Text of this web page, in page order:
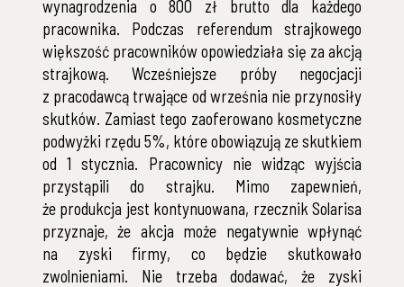
wynagrodzenia o 800 zł brutto dla każdego
pracownika. Podczas referendum strajkowego
większość pracowników opowiedziała się za akcją
strajkową. Wcześniejsze próby negocjacji
z pracodawcą trwające od września nie przynosiły
skutków. Zamiast tego zaoferowano kosmetyczne
podwyżki rzędu 5%, które obowiązują ze skutkiem
od 1 stycznia. Pracownicy nie widząc wyjścia
przystąpili do strajku. Mimo zapewnień,
że produkcja jest kontynuowana, rzecznik Solarisa
przyznaje, że akcja może negatywnie wpłynąć
na zyski firmy, co będzie skutkowało
zwolnieniami. Nie trzeba dodawać, że zyski